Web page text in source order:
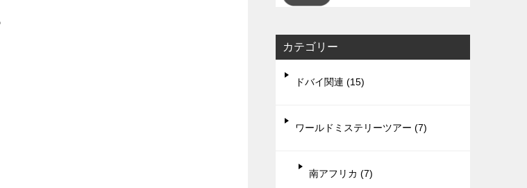
カテゴリー
ドバイ関連 (15)
ワールドミステリーツアー (7)
南アフリカ (7)